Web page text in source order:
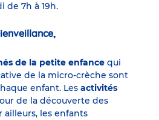
de 7h à 19h.
de la petite enfance qui
de la micro-crèche sont
enfant. Les activités
de la découverte des
ailleurs, les enfants